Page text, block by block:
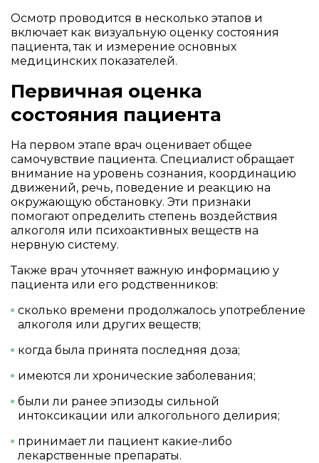
Осмотр проводится в несколько этапов и
включает как визуальную оценку состояния
пациента, так и измерение основных
медицинских показателей.
Первичная оценка
состояния пациента
На первом этапе врач оценивает общее
самочувствие пациента. Специалист обращает
внимание на уровень сознания, координацию
движений, речь, поведение и реакцию на
окружающую обстановку. Эти признаки
помогают определить степень воздействия
алкоголя или психоактивных веществ на
нервную систему.
Также врач уточняет важную информацию у
пациента или его родственников:
сколько времени продолжалось употребление
алкоголя или других веществ;
когда была принята последняя доза;
имеются ли хронические заболевания;
были ли ранее эпизоды сильной
интоксикации или алкогольного делирия;
принимает ли пациент какие-либо
лекарственные препараты.